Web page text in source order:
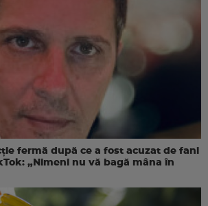
fermă după ce a fost acuzat de fani
„Nimeni nu vă bagă mâna în